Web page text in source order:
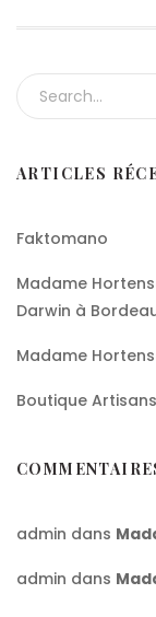
Search for:
ARTICLES
Faktomano
Madame
Darwin à
Madame
Boutique
admin dans
admin dans